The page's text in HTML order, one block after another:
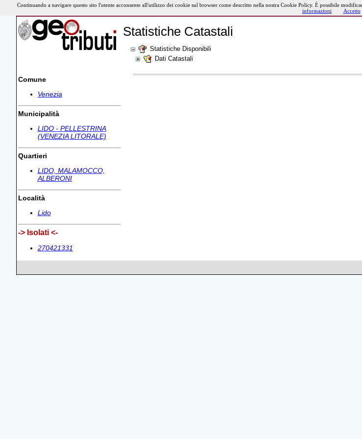
Comune
Venezia
Municipalità
LIDO - PELLESTRINA
(VENEZIA LITORALE)
Quartieri
LIDO, MALAMOCCO,
ALBERONI
Località
Lido
-> Isolati <-
270421331
Statistiche Catastali
Statistiche Disponibili
Dati Catastali
Continuando a navigare questo sito l'utente acconsente all'utilizzo dei cookie sul browser come descritto nella nostra Cookie Policy. È possibile
informazioni
Accetto